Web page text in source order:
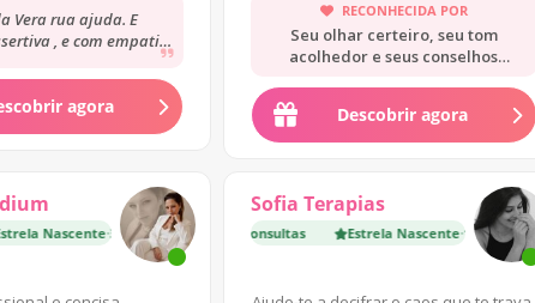
Vera rua ajuda. E
, e com empatia
Gratidão 🙏 👏👏👏👏👏
agora
RECONHECIDA POR
Seu olhar certeiro, seu tom
acolhedor e seus conselhos
Descobrir agora
Nascente·300 Consultas
Sofia Terapias
Estrela Nascente· 100 Consultas Estrela Nascente·100 Consultas